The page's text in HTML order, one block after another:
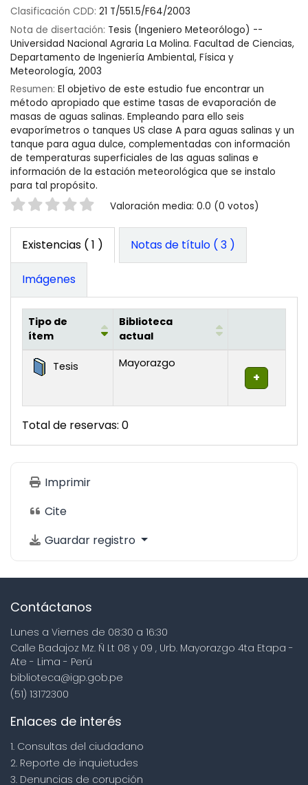
Clasificación CDD: 21 T/551.5/F64/2003
Nota de disertación: Tesis (Ingeniero Meteorólogo) --
Universidad Nacional Agraria La Molina. Facultad de Ciencias,
Departamento de Ingeniería Ambiental, Física y
Meteorología, 2003
Resumen: El objetivo de este estudio fue encontrar un
método apropiado que estime tasas de evaporación de
masas de aguas salinas. Empleando para ello seis
evaporímetros o tanques US clase A para aguas salinas y un
tanque para agua dulce, complementadas con información
de temperaturas superficiales de las aguas salinas e
información de la estación meteorológica que se instalo
para tal propósito.
Valoración Valoración media: 0.0 (0 votos)
Existencias ( 1 ) Notas de título ( 3 )
Imágenes
Existencias
Tipo de
ítem
Biblioteca
actual
Tesis Mayorazgo
Total de reservas: 0
Imprimir
Cite
Guardar registro
Contáctanos
Lunes a Viernes de 08:30 a 16:30
Calle Badajoz Mz. Ñ Lt 08 y 09 , Urb. Mayorazgo 4ta Etapa -
Ate - Lima - Perú
biblioteca@igp.gob.pe
(51) 13172300
Enlaces de interés
1. Consultas del ciudadano
2. Reporte de inquietudes
3. Denuncias de corupción